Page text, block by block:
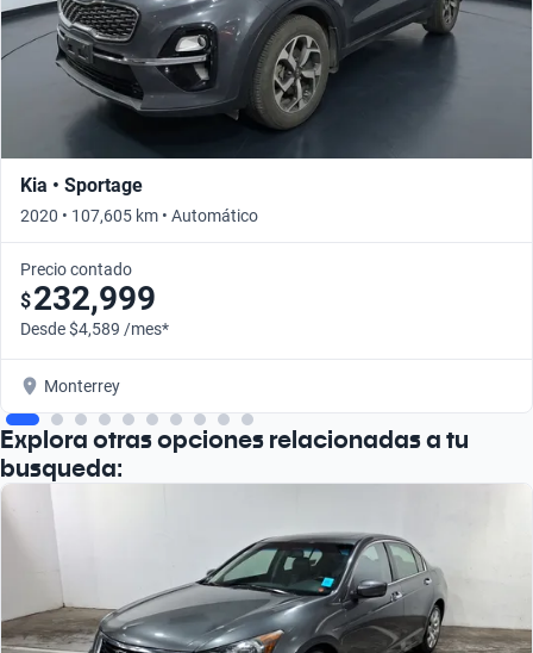
Kia • Sportage
2020 • 107,605 km • Automático
Precio contado
$232,999
Desde $4,589 /mes*
Monterrey
Explora otras opciones relacionadas a tu
busqueda: